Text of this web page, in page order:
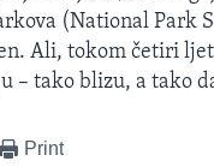
(National Park
Ali, tokom četiri
– tako blizu, a tako
Print